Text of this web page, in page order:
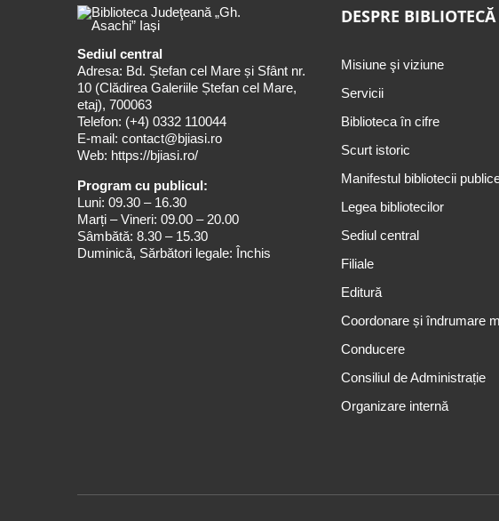
Sediul central
Adresa: Bd. Ștefan cel Mare și Sfânt nr.
10 (Clădirea Galeriile Ștefan cel Mare,
etaj), 700063
Telefon: (+4) 0332 110044
E-mail: contact@bjiasi.ro
Web: https://bjiasi.ro/
Program cu publicul:
Luni: 09.30 – 16.30
Marți – Vineri: 09.00 – 20.00
Sâmbătă: 8.30 – 15.30
Duminică, Sărbători legale: Închis
DESPRE BIBLIOTECĂ
Misiune şi viziune
Servicii
Biblioteca în cifre
Scurt istoric
Manifestul bibliotecii
Legea bibliotecilor
Sediul central
Filiale
Editură
Coordonare și îndrumare
Conducere
Consiliul de Administrație
Organizare internă